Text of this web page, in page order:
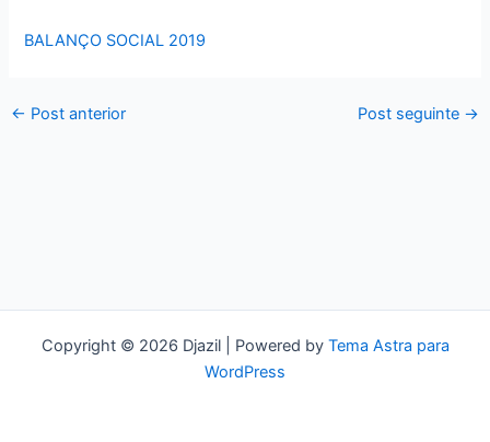
BALANÇO SOCIAL 2019
← Post anterior Post seguinte →
Copyright © 2026 Djazil | Powered by Tema Astra para
WordPress